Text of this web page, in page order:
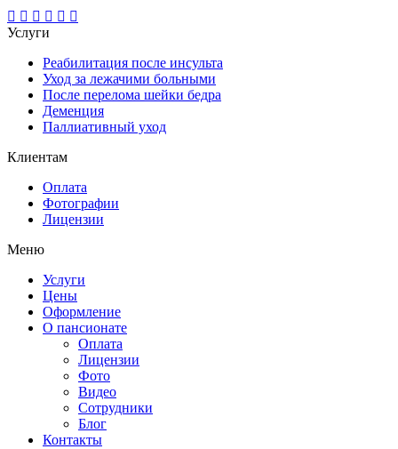
Услуги
Реабилитация после инсульта
Уход за лежачими больными
После перелома шейки бедра
Деменция
Паллиативный уход
Клиентам
Оплата
Фотографии
Лицензии
Меню
Услуги
Цены
Оформление
О пансионате
Оплата
Лицензии
Фото
Видео
Сотрудники
Блог
Контакты